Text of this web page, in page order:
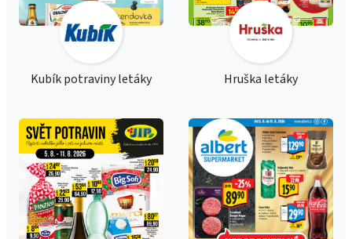
Kubík potraviny letáky Hruška letáky